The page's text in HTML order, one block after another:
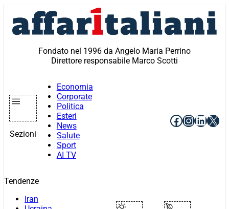
contenuto
Fondato nel 1996 da Angelo Maria Perrino
Direttore responsabile Marco Scotti
Sezioni
Economia
Corporate
Politica
Esteri
News
Salute
Sport
AI TV
Facebook
X
Tendenze
Iran